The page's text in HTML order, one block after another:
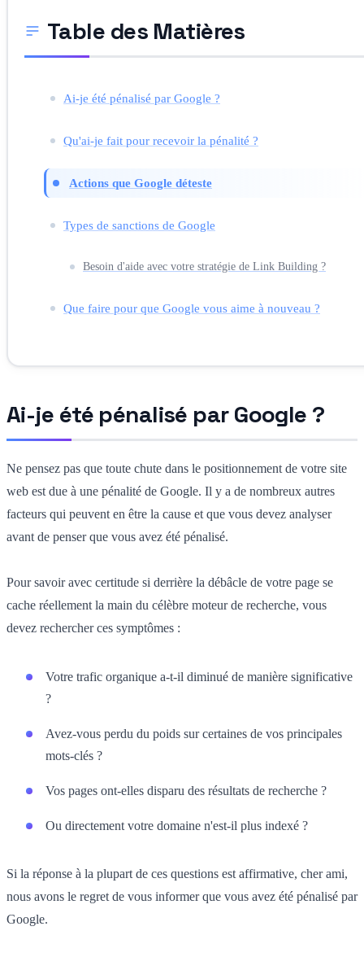
Table des Matières
Ai-je été pénalisé par Google ?
Qu'ai-je fait pour recevoir la pénalité ?
Actions que Google déteste
Types de sanctions de Google
Besoin d'aide avec votre stratégie de Link Building ?
Que faire pour que Google vous aime à nouveau ?
Ai-je été pénalisé par Google ?
Ne pensez pas que toute chute dans le positionnement de votre site
web est due à une pénalité de Google. Il y a de nombreux autres
facteurs qui peuvent en être la cause et que vous devez analyser
avant de penser que vous avez été pénalisé.
Pour savoir avec certitude si derrière la débâcle de votre page se
cache réellement la main du célèbre moteur de recherche, vous
devez rechercher ces symptômes :
Votre trafic organique a-t-il diminué de manière significative
?
Avez-vous perdu du poids sur certaines de vos principales
mots-clés ?
Vos pages ont-elles disparu des résultats de recherche ?
Ou directement votre domaine n'est-il plus indexé ?
Si la réponse à la plupart de ces questions est affirmative, cher ami,
nous avons le regret de vous informer que vous avez été pénalisé par
Google.